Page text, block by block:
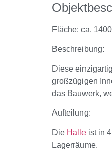
Fläche: ca.
Beschreibung:
Diese
großzügigen
das Bauwerk,
Aufteilung:
Die Halle ist in
Lagerräume.